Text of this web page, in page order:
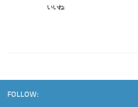
いいね:
FOLLOW: